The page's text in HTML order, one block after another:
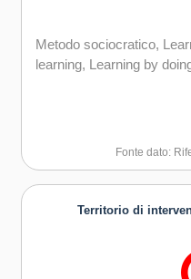
Metodo sociocratico,
learning, Learning by
Fonte dato:
Territorio di